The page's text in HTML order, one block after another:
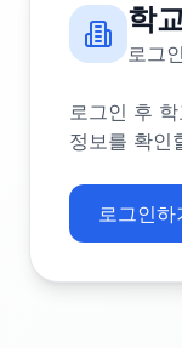
학
로그
로그인 후
정보를 확인
로그인하